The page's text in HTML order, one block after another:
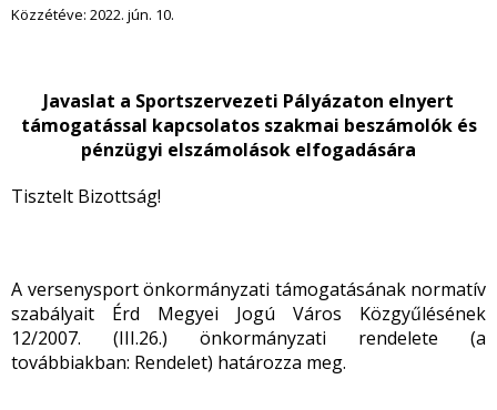
Közzétéve: 2022. jún. 10.
Javaslat a Sportszervezeti Pályázaton elnyert
támogatással kapcsolatos szakmai beszámolók és
pénzügyi elszámolások elfogadására
Tisztelt Bizottság!
A versenysport önkormányzati támogatásának normatív
szabályait Érd Megyei Jogú Város Közgyűlésének
12/2007. (III.26.) önkormányzati rendelete (a
továbbiakban: Rendelet) határozza meg.